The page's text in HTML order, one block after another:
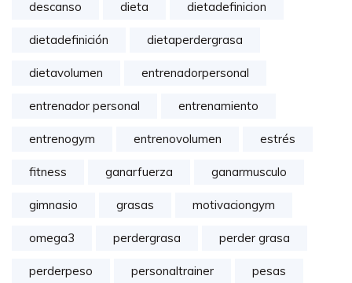
descanso dieta dietadefinicion
dietadefinición dietaperdergrasa
dietavolumen entrenadorpersonal
entrenador personal entrenamiento
entrenogym entrenovolumen estrés
fitness ganarfuerza ganarmusculo
gimnasio grasas motivaciongym
omega3 perdergrasa perder grasa
perderpeso personaltrainer pesas